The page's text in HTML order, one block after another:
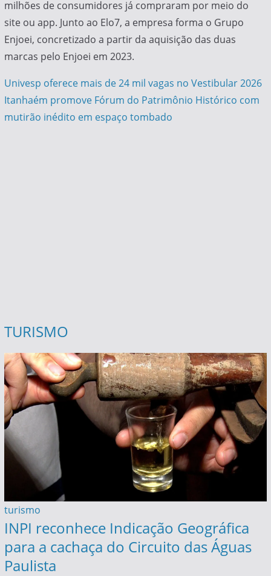
milhões de consumidores já compraram por meio do
site ou app. Junto ao Elo7, a empresa forma o Grupo
Enjoei, concretizado a partir da aquisição das duas
marcas pelo Enjoei em 2023.
Navegação
de
Univesp oferece mais de 24 mil vagas no Vestibular 2026
Itanhaém promove Fórum do Patrimônio Histórico com
mutirão inédito em espaço tombado
TURISMO
turismo
INPI reconhece Indicação Geográfica
para a cachaça do Circuito das Águas
Paulista